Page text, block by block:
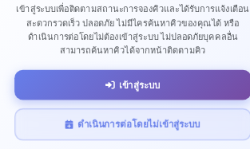
จองคิวติดต่อราชการ
เข้าสู่ระบบเพื่อติดตามสถานะการจองคิวและได้รับการแจ้งเตือน
สะดวกรวดเร็ว ปลอดภัย ไม่มีไครค้นหาคิวของคุณได้ หรือ
ดำเนินการต่อโดยไม่ต้องเข้าสู่ระบบ ไม่ปลอดภัยบุคคลอื่น
สามารถค้นหาคิวได้จากหน้าติดตามคิว
เข้าสู่ระบบ
ดำเนินการต่อโดยไม่เข้าสู่ระบบ